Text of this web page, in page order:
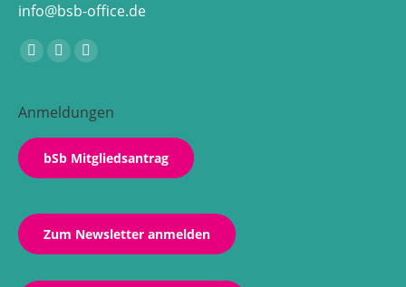
info@bsb-office.de
Finden Sie uns auf:
Facebook
opens
new
window
Linkedin
opens
new
window
Instagram
opens
new
window
Anmeldungen
bSb Mitgliedsantrag
Zum Newsletter anmelden